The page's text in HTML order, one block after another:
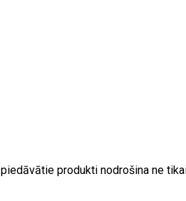
produkti nodrošina ne